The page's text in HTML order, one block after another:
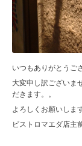
いつもありがとうご
大変申し訳ございま
だきます。。
よろしくお願いしま
ビストロマエダ店主